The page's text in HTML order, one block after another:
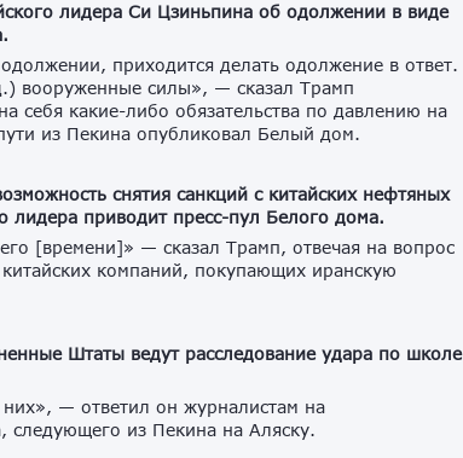
лидера Си Цзиньпина об одолжении в виде
приходится делать одолжение в ответ.
вооруженные силы», — сказал Трамп
себя какие-либо обязательства по давлению на
из Пекина опубликовал Белый дом.
снятия санкций с китайских нефтяных
приводит пресс-пул Белого дома.
[времени]» — сказал Трамп, отвечая на вопрос
компаний, покупающих иранскую
Штаты ведут расследование удара по школе
— ответил он журналистам на
следующего из Пекина на Аляску.